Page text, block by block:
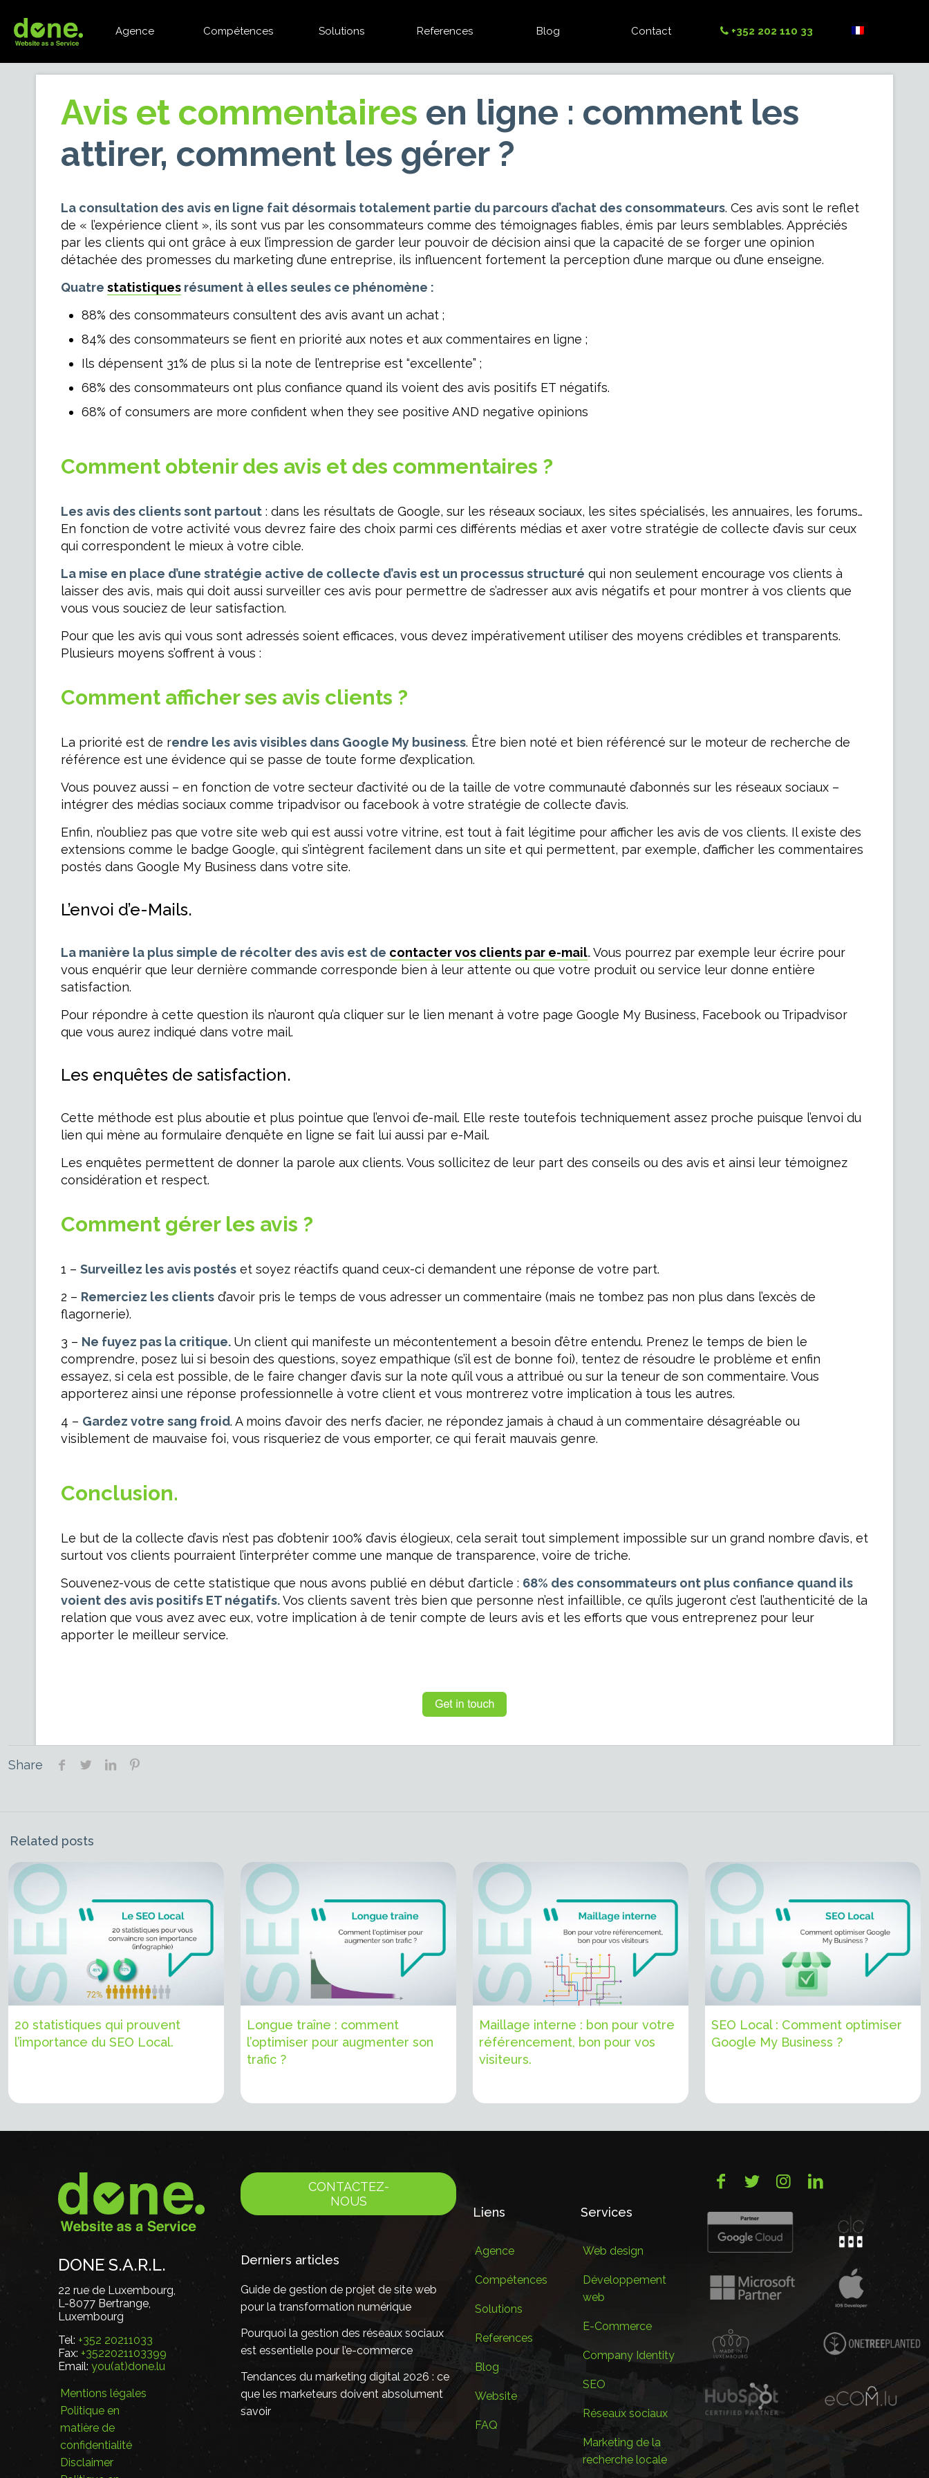
Agence Compétences Solutions References Blog Contact +352 202 110 33
Avis et commentaires en ligne : comment les
attirer, comment les gérer ?
La consultation des avis en ligne fait désormais totalement partie du parcours d’achat des consommateurs. Ces avis sont le reflet
de « l’expérience client », ils sont vus par les consommateurs comme des témoignages fiables, émis par leurs semblables. Appréciés
par les clients qui ont grâce à eux l’impression de garder leur pouvoir de décision ainsi que la capacité de se forger une opinion
détachée des promesses du marketing d’une entreprise, ils influencent fortement la perception d’une marque ou d’une enseigne.
Quatre statistiquesrésument à elles seules ce phénomène :
88% des consommateurs consultent des avis avant un achat ;
84% des consommateurs se fient en priorité aux notes et aux commentaires en ligne ;
Ils dépensent 31% de plus si la note de l’entreprise est “excellente” ;
68% des consommateurs ont plus confiance quand ils voient des avis positifs ET négatifs.
68% of consumers are more confident when they see positive AND negative opinions
Comment obtenir des avis et des commentaires ?
Les avis des clients sont partout: dans les résultats de Google, sur les réseaux sociaux, les sites spécialisés, les annuaires, les forums…
En fonction de votre activité vous devrez faire des choix parmi ces différents médias et axer votre stratégie de collecte d’avis sur ceux
qui correspondent le mieux à votre cible.
La mise en place d’une stratégie active de collecte d’avis est un processus structuré qui non seulement encourage vos clients à
laisser des avis, mais qui doit aussi surveiller ces avis pour permettre de s’adresser aux avis négatifs et pour montrer à vos clients que
vous vous souciez de leur satisfaction.
Pour que les avis qui vous sont adressés soient efficaces, vous devez impérativement utiliser des moyens crédibles et transparents.
Plusieurs moyens s’offrent à vous :
Comment afficher ses avis clients ?
La priorité est de rendre les avis visibles dans Google My business. Être bien noté et bien référencé sur le moteur de recherche de
référence est une évidence qui se passe de toute forme d’explication.
Vous pouvez aussi – en fonction de votre secteur d’activité ou de la taille de votre communauté d’abonnés sur les réseaux sociaux –
intégrer des médias sociaux comme tripadvisor ou facebook à votre stratégie de collecte d’avis.
Enfin, n’oubliez pas que votre site web qui est aussi votre vitrine, est tout à fait légitime pour afficher les avis de vos clients. Il existe des
extensions comme le badge Google, qui s’intègrent facilement dans un site et qui permettent, par exemple, d’afficher les commentaires
postés dans Google My Business dans votre site.
L’envoi d’e-Mails.
La manière la plus simple de récolter des avis est de contacter vos clients par e-mail.Vous pourrez par exemple leur écrire pour
vous enquérir que leur dernière commande corresponde bien à leur attente ou que votre produit ou service leur donne entière
satisfaction.
Pour répondre à cette question ils n’auront qu’a cliquer sur le lien menant à votre page Google My Business, Facebook ou Tripadvisor
que vous aurez indiqué dans votre mail.
Les enquêtes de satisfaction.
Cette méthode est plus aboutie et plus pointue que l’envoi d’e-mail. Elle reste toutefois techniquement assez proche puisque l’envoi du
lien qui mène au formulaire d’enquête en ligne se fait lui aussi par e-Mail.
Les enquêtes permettent de donner la parole aux clients. Vous sollicitez de leur part des conseils ou des avis et ainsi leur témoignez
considération et respect.
Comment gérer les avis ?
1 – Surveillez les avis postéset soyez réactifs quand ceux-ci demandent une réponse de votre part.
2 – Remerciez les clientsd’avoir pris le temps de vous adresser un commentaire (mais ne tombez pas non plus dans l’excès de
flagornerie).
3 – Ne fuyez pas la critique. Un client qui manifeste un mécontentement a besoin d’être entendu. Prenez le temps de bien le
comprendre, posez lui si besoin des questions, soyez empathique (s’il est de bonne foi), tentez de résoudre le problème et enfin
essayez, si cela est possible, de le faire changer d’avis sur la note qu’il vous a attribué ou sur la teneur de son commentaire. Vous
apporterez ainsi une réponse professionnelle à votre client et vous montrerez votre implication à tous les autres.
4 – Gardez votre sang froid. A moins d’avoir des nerfs d’acier, ne répondez jamais à chaud à un commentaire désagréable ou
visiblement de mauvaise foi, vous risqueriez de vous emporter, ce qui ferait mauvais genre.
Conclusion.
Le but de la collecte d’avis n’est pas d’obtenir 100% d’avis élogieux, cela serait tout simplement impossible sur un grand nombre d’avis, et
surtout vos clients pourraient l’interpréter comme une manque de transparence, voire de triche.
Souvenez-vous de cette statistique que nous avons publié en début d’article : 68% des consommateurs ont plus confiance quand ils
voient des avis positifs ET négatifs.Vos clients savent très bien que personne n’est infaillible, ce qu’ils jugeront c’est l’authenticité de la
relation que vous avez avec eux, votre implication à de tenir compte de leurs avis et les efforts que vous entreprenez pour leur
apporter le meilleur service.
Share
Related posts
20 statistiques qui prouvent
l’importance du SEO Local.
Longue traîne : comment
l’optimiser pour augmenter son
trafic ?
Maillage interne : bon pour votre
référencement, bon pour vos
visiteurs.
SEO Local : Comment optimiser
Google My Business ?
DONE S.A.R.L.
22 rue de Luxembourg,
L-8077 Bertrange,
Luxembourg
Tel: +352 20211033
Fax: +3522021103399
Email: you(at)done.lu
Mentions légales
Politique en
matière de
confidentialité
Disclaimer
CONTACTEZ-
NOUS
Derniers articles
Guide de gestion de projet de site web
pour la transformation numérique
Pourquoi la gestion des réseaux sociaux
est essentielle pour l’e-commerce
Tendances du marketing digital 2026 : ce
que les marketeurs doivent absolument
savoir
Liens
Agence
Compétences
Solutions
References
Blog
Website
FAQ
Services
Web design
Développement
web
E-Commerce
Company Identity
SEO
Réseaux sociaux
Marketing de la
recherche locale